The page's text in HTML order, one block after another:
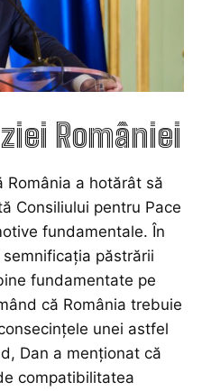
României
România a hotărât să
Consiliului pentru Pace
fundamentale. În
păstrării
fundamentate pe
că România trebuie
unei astfel
Dan a menționat că
compatibilitatea